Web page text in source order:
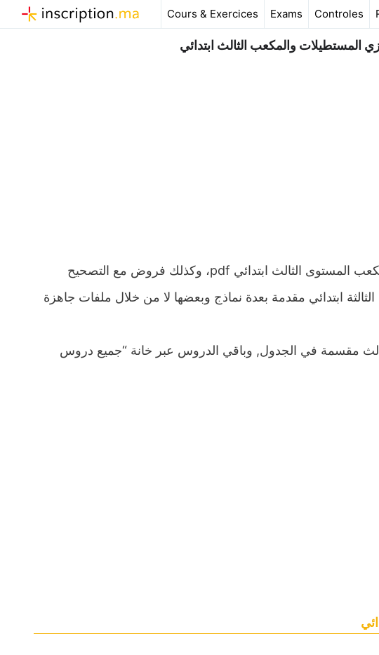
au
Cours & Exercices Exams Controles
والمكعب الثالث ابتدائي
ملخص و تمارين وحلول درس متوازي المستطيلات والمكعب المستوى الثالث ابتدائي pdf، وكذلك فروض مع التصحيح
ابتدائي مقدمة بعدة نماذج وبعضها لا من خلال ملفات جاهزة
مقسمة في الجدول, وباقي الدروس عبر خانة “جميع دروس